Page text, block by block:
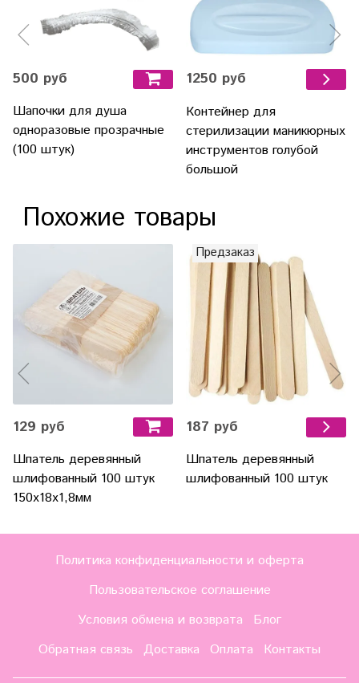
500 руб
Шапочки для душа
одноразовые прозрачные
(100 штук)
1250 руб
Контейнер для
стерилизации маникюрных
инструментов голубой
большой
Похожие товары
129 руб
Шпатель деревянный
шлифованный 100 штук
150х18х1,8мм
Предзаказ
187 руб
Шпатель деревянный
шлифованный 100 штук
Политика конфиденциальности и оферта
Пользовательское соглашение
Условия обмена и возврата
Блог
Обратная связь
Доставка Оплата Контакты